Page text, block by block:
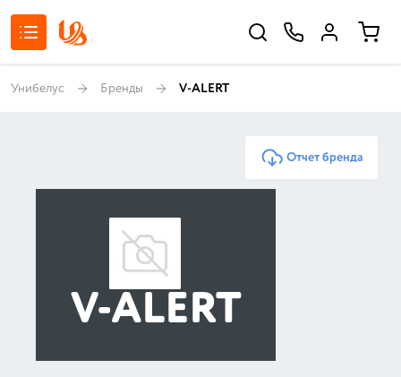
Унибелус Бренды V-ALERT
Отчет бренда
V-ALERT